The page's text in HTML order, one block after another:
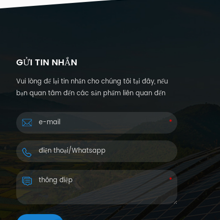
GỬI TIN NHẮN
Vui lòng để lại tin nhắn cho chúng tôi tại đây, nếu
bạn quan tâm đến các sản phẩm liên quan đến
Chúng tôi sẽ trả lời bạn trong vòng 24 giờ.